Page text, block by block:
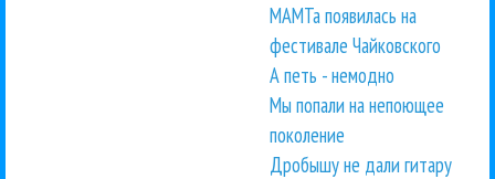
МАМТа появилась на
фестивале Чайковского
А петь - немодно
Мы попали на непоющее
поколение
Дробышу не дали гитару